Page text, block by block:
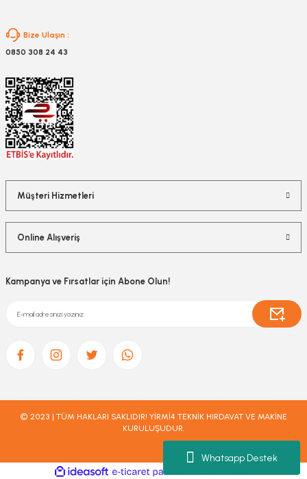
Whatsapp Destek
Bize Ulaşın :
0850 308 24 43
Müşteri Hizmetleri
Online Alışveriş
Kampanya ve Fırsatlar için Abone Olun!
© 2023 | TÜM HAKLARI SAKLIDIR! YİRMİ4 TEKNİK HIRDAVAT VE MAKİNE
KURULUŞUDUR.
ideasoft